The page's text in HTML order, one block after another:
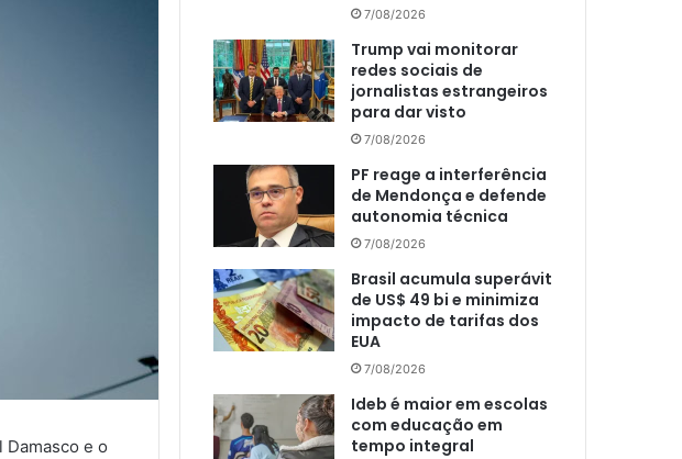
e o
7/08/2026
Trump vai monitorar
redes sociais de
jornalistas estrangeiros
para dar visto
7/08/2026
PF reage a interferência
de Mendonça e defende
autonomia técnica
7/08/2026
Brasil acumula superávit
de US$ 49 bi e minimiza
impacto de tarifas dos
EUA
7/08/2026
Ideb é maior em escolas
com educação em
tempo integral